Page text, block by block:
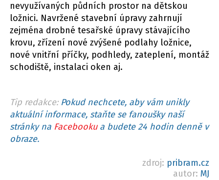
nevyužívaných půdních prostor na dětskou
ložnici. Navržené stavební úpravy zahrnují
zejména drobné tesařské úpravy stávajícího
krovu, zřízení nové zvýšené podlahy ložnice,
nové vnitřní příčky, podhledy, zateplení, montáž
schodiště, instalaci oken aj.
Tip redakce: Pokud nechcete, aby vám unikly
aktuální informace, staňte se fanoušky naší
stránky na Facebookua budete 24 hodin denně v
obraze.
zdroj: pribram.cz
autor: MJ